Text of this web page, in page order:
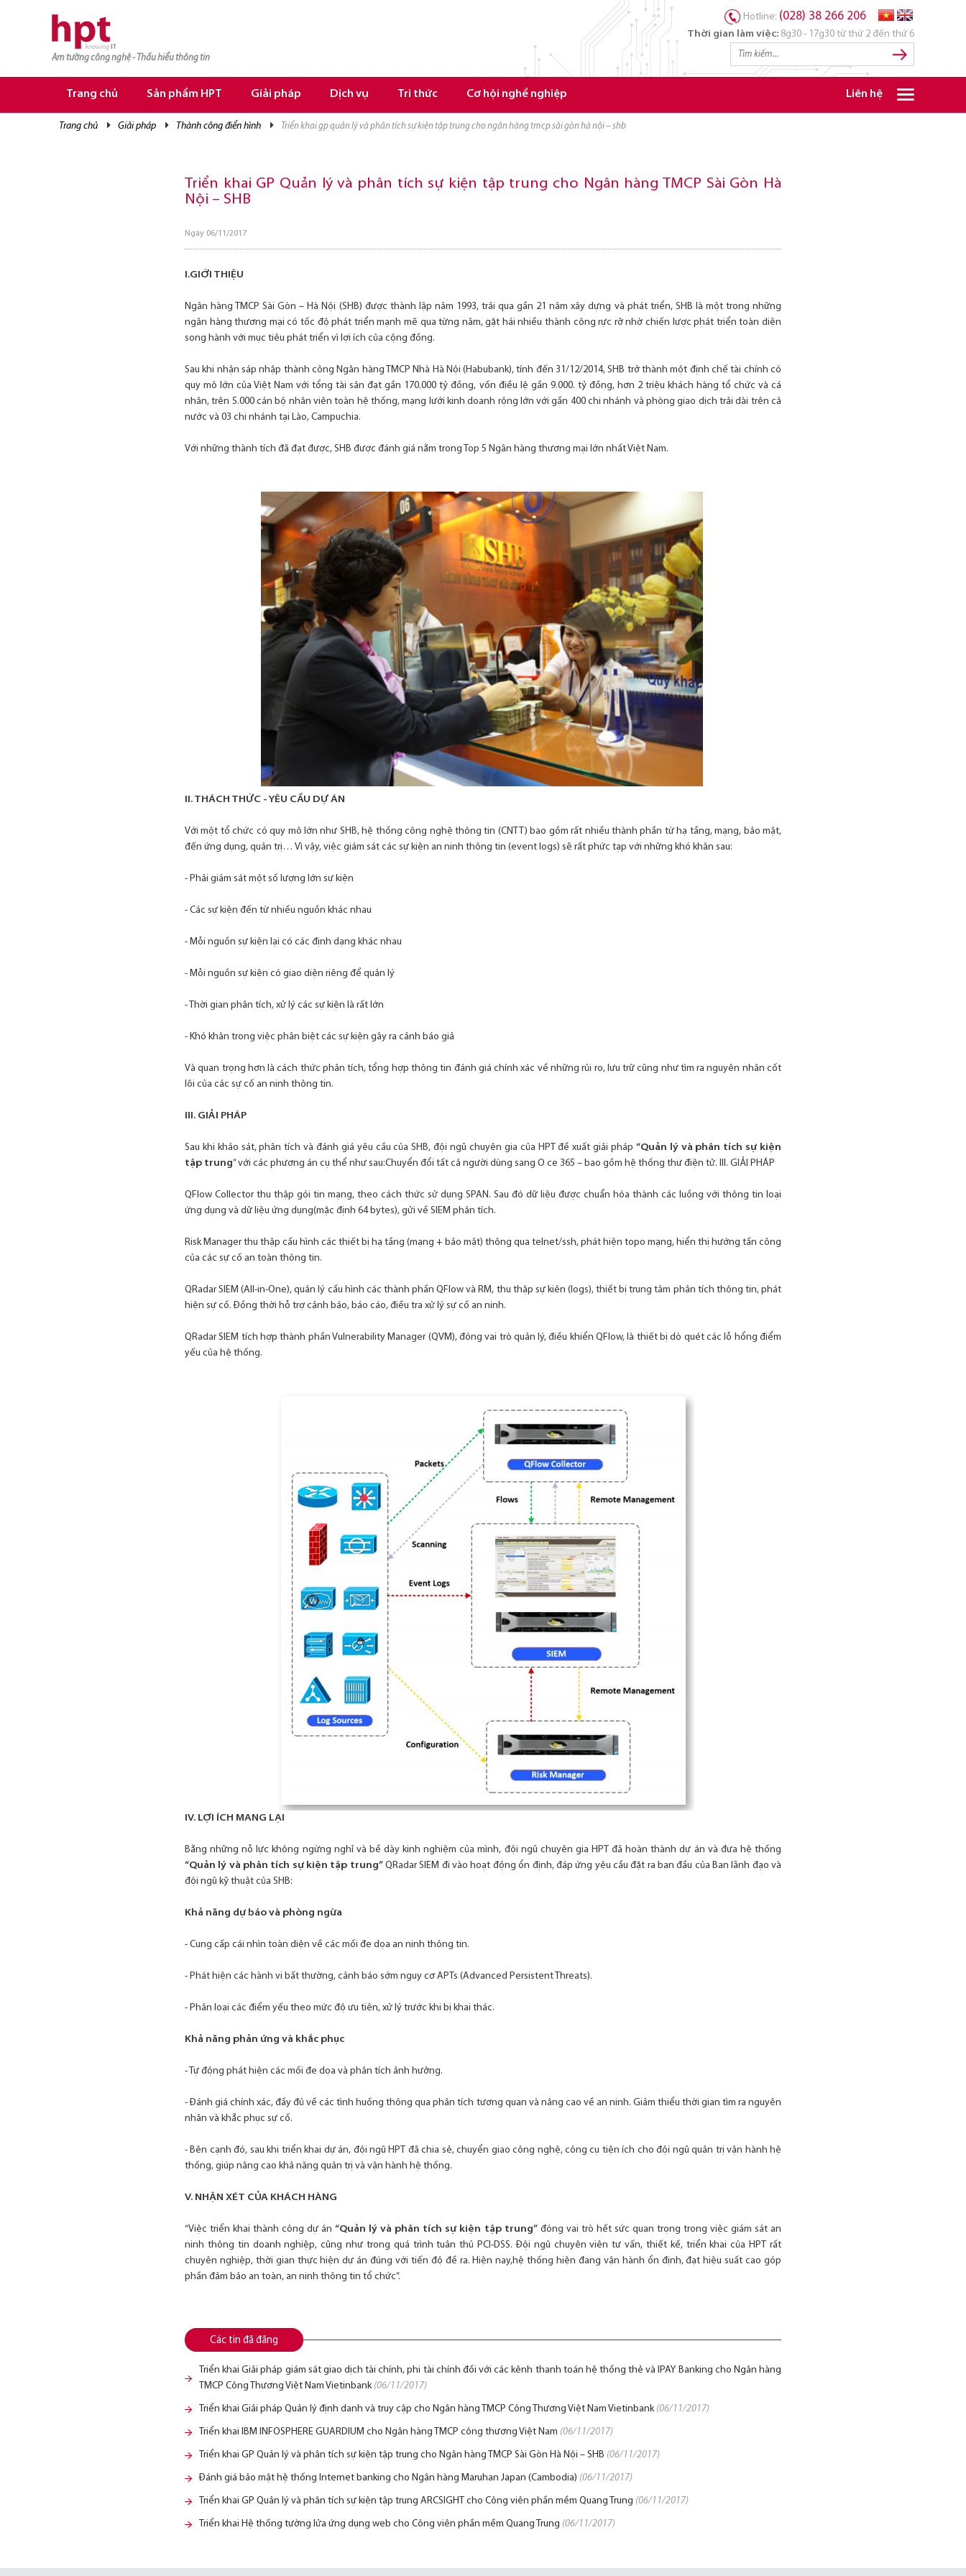
Am tường công nghệ - Thấu hiểu thông tin
Hotline: (028) 38 266 206
Thời gian làm việc: 8g30 - 17g30 từ thứ 2 đến thứ 6
Trang chủ Sản phẩm HPT Giải pháp Dịch vụ Tri thức Cơ hội nghề nghiệp Liên hệ
trang chủ giải pháp thành công điển hình triển khai gp quản lý và phân tích sự kiện tập trung cho ngân hàng tmcp sài gòn hà nội – shb
Triển khai GP Quản lý và phân tích sự kiện tập trung cho Ngân hàng TMCP Sài Gòn Hà
Nội – SHB
Ngày 06/11/2017
I.GIỚI THIỆU
Ngân hàng TMCP Sài Gòn – Hà Nội (SHB) được thành lập năm 1993, trải qua gần 21 năm xây dựng và phát triển, SHB là một trong những
ngân hàng thương mại có tốc độ phát triển mạnh mẽ qua từng năm, gặt hái nhiều thành công rực rỡ nhờ chiến lược phát triển toàn diện
song hành với mục tiêu phát triển vì lợi ích của cộng đồng.
Sau khi nhận sáp nhập thành công Ngân hàng TMCP Nhà Hà Nội (Habubank), tính đến 31/12/2014, SHB trở thành một định chế tài chính có
quy mô lớn của Việt Nam với tổng tài sản đạt gần 170.000 tỷ đồng, vốn điều lệ gần 9.000. tỷ đồng, hơn 2 triệu khách hàng tổ chức và cá
nhân, trên 5.000 cán bộ nhân viên toàn hệ thống, mạng lưới kinh doanh rộng lớn với gần 400 chi nhánh và phòng giao dịch trải dài trên cả
nước và 03 chi nhánh tại Lào, Campuchia.
Với những thành tích đã đạt được, SHB được đánh giá nằm trong Top 5 Ngân hàng thương mại lớn nhất Việt Nam.
II. THÁCH THỨC - YÊU CẦU DỰ ÁN
Với một tổ chức có quy mô lớn như SHB, hệ thống công nghệ thông tin (CNTT) bao gồm rất nhiều thành phần từ hạ tầng, mạng, bảo mật,
đến ứng dụng, quản trị… Vì vậy, việc giám sát các sự kiện an ninh thông tin (event logs) sẽ rất phức tạp với những khó khăn sau:
- Phải giám sát một số lượng lớn sự kiện
- Các sự kiện đến từ nhiều nguồn khác nhau
- Mỗi nguồn sự kiện lại có các định dạng khác nhau
- Mỗi nguồn sự kiện có giao diện riêng để quản lý
- Thời gian phân tích, xử lý các sự kiện là rất lớn
- Khó khăn trong việc phân biệt các sự kiện gây ra cảnh báo giả
Và quan trọng hơn là cách thức phân tích, tổng hợp thông tin đánh giá chính xác về những rủi ro, lưu trữ cũng như tìm ra nguyên nhân cốt
lõi của các sự cố an ninh thông tin.
III. GIẢI PHÁP
Sau khi khảo sát, phân tích và đánh giá yêu cầu của SHB, đội ngũ chuyên gia của HPT đề xuất giải pháp “Quản lý và phân tích sự kiện
tập trung” với các phương án cụ thể như sau:Chuyển đổi tất cả người dùng sang O ce 365 – bao gồm hệ thống thư điện tử. III. GIẢI PHÁP
QFlow Collector thu thập gói tin mạng, theo cách thức sử dụng SPAN. Sau đó dữ liệu được chuẩn hóa thành các luồng với thông tin loại
ứng dụng và dữ liệu ứng dụng(mặc định 64 bytes), gửi về SIEM phân tích.
Risk Manager thu thập cấu hình các thiết bị hạ tầng (mạng + bảo mật) thông qua telnet/ssh, phát hiện topo mạng, hiển thị hướng tấn công
của các sự cố an toàn thông tin.
QRadar SIEM (All-in-One), quản lý cấu hình các thành phần QFlow và RM, thu thập sự kiên (logs), thiết bị trung tâm phân tích thông tin, phát
hiện sự cố. Đồng thời hỗ trợ cảnh báo, báo cáo, điều tra xử lý sự cố an ninh.
QRadar SIEM tích hợp thành phần Vulnerability Manager (QVM), đóng vai trò quản lý, điều khiển QFlow, là thiết bị dò quét các lỗ hổng điểm
yếu của hệ thống.
IV. LỢI ÍCH MANG LẠI
Bằng những nỗ lực không ngừng nghỉ và bề dày kinh nghiệm của mình, đội ngũ chuyên gia HPT đã hoàn thành dự án và đưa hệ thống
“Quản lý và phân tích sự kiện tập trung”QRadar SIEM đi vào hoạt động ổn định, đáp ứng yêu cầu đặt ra ban đầu của Ban lãnh đạo và
đội ngũ kỹ thuật của SHB:
Khả năng dự báo và phòng ngừa
- Cung cấp cái nhìn toàn diện về các mối đe dọa an ninh thông tin.
- Phát hiện các hành vi bất thường, cảnh báo sớm nguy cơ APTs (Advanced Persistent Threats).
- Phân loại các điểm yếu theo mức độ ưu tiên, xử lý trước khi bị khai thác.
Khả năng phản ứng và khắc phục
- Tự động phát hiện các mối đe dọa và phân tích ảnh hưởng.
- Đánh giá chính xác, đầy đủ về các tình huống thông qua phân tích tương quan và nâng cao về an ninh. Giảm thiểu thời gian tìm ra nguyên
nhân và khắc phục sự cố.
- Bên cạnh đó, sau khi triển khai dự án, đội ngũ HPT đã chia sẻ, chuyển giao công nghệ, công cụ tiện ích cho đội ngũ quản trị vận hành hệ
thống, giúp nâng cao khả năng quản trị và vận hành hệ thống.
V. NHẬN XÉT CỦA KHÁCH HÀNG
“Việc triển khai thành công dự án“Quản lý và phân tích sự kiện tập trung”đóng vai trò hết sức quan trọng trong việc giám sát an
ninh thông tin doanh nghiệp, cũng như trong quá trình tuân thủ PCI-DSS. Đội ngũ chuyên viên tư vấn, thiết kế, triển khai của HPT rất
chuyên nghiệp, thời gian thực hiện dự án đúng với tiến độ đề ra. Hiện nay,hệ thống hiện đang vận hành ổn định, đạt hiệu suất cao góp
phần đảm bảo an toàn, an ninh thông tin tổ chức”.
Các tin đã đăng
Triển khai Giải pháp giám sát giao dịch tài chính, phi tài chính đối với các kênh thanh toán hệ thống thẻ và IPAY Banking cho Ngân hàng
TMCP Công Thương Việt Nam Vietinbank (06/11/2017)
Triển khai Giải pháp Quản lý định danh và truy cập cho Ngân hàng TMCP Công Thương Việt Nam Vietinbank (06/11/2017)
Triển khai IBM INFOSPHERE GUARDIUM cho Ngân hàng TMCP công thương Việt Nam (06/11/2017)
Triển khai GP Quản lý và phân tích sự kiện tập trung cho Ngân hàng TMCP Sài Gòn Hà Nội – SHB (06/11/2017)
Đánh giá bảo mật hệ thống Internet banking cho Ngân hàng Maruhan Japan (Cambodia) (06/11/2017)
Triển khai GP Quản lý và phân tích sự kiện tập trung ARCSIGHT cho Công viên phần mềm Quang Trung (06/11/2017)
Triển khai Hệ thống tường lửa ứng dụng web cho Công viên phần mềm Quang Trung (06/11/2017)
TRANG CHỦ
TRANG CHỦ